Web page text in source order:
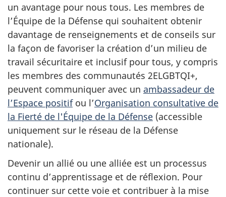
un avantage pour nous tous. Les membres de
l’Équipe de la Défense qui souhaitent obtenir
davantage de renseignements et de conseils sur
la façon de favoriser la création d’un milieu de
travail sécuritaire et inclusif pour tous, y compris
les membres des communautés 2ELGBTQI+,
peuvent communiquer avec un ambassadeur de
l’Espace positifou l’Organisation consultative de
la Fierté de l'Équipe de la Défense (accessible
uniquement sur le réseau de la Défense
nationale).
Devenir un allié ou une alliée est un processus
continu d’apprentissage et de réflexion. Pour
continuer sur cette voie et contribuer à la mise